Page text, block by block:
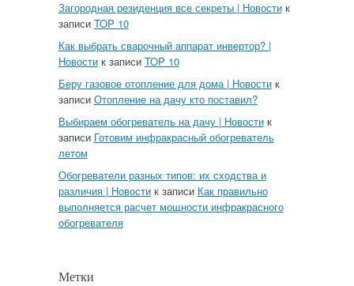
Загородная резиденция все секреты | Новостик
записи TOP 10
Как выбрать сварочный аппарат инвертор? |
Новостик записи TOP 10
Беру газовое отопление для дома | Новостик
записи Отопление на дачу кто поставил?
Выбираем обогреватель на дачу | Новостик
записи Готовим инфракрасный обогреватель
летом
Обогреватели разных типов: их сходства и
различия | Новостик записи Как правильно
выполняется расчет мощности инфракрасного
обогревателя
Метки